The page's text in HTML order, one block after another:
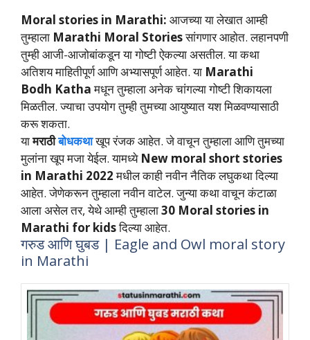
Moral stories in Marathi: आजच्या या लेखात आम्ही
तुम्हाला Marathi Moral Storiesसांगणार आहोत. लहानपणी
तुम्ही आजी-आजोबांकडून या गोष्टी ऐकल्या असतील. या कथा
अतिशय माहितीपूर्ण आणि अभ्यासपूर्ण आहेत. या Marathi
Bodh Kathaमधून तुम्हाला अनेक चांगल्या गोष्टी शिकायला
मिळतील. ज्याचा उपयोग तुम्ही तुमच्या आयुष्यात यश मिळवण्यासाठी
करू शकता.
यामराठीबोधकथाखूप रंजक आहेत. जे वाचून तुम्हाला आणि तुमच्या
मुलांना खूप मजा येईल. यामध्ये New moral short stories
in Marathi 2022मधील काही नवीन नैतिक लघुकथा दिल्या
आहेत. जेणेकरून तुम्हाला नवीन वाटेल. जुन्या कथा वाचून कंटाळा
आला असेल तर, येथे आम्ही तुम्हाला30 Moral stories in
Marathi for kidsदिल्या आहेत.
गरुड आणि घुबड | Eagle and Owl moral story
in Marathi